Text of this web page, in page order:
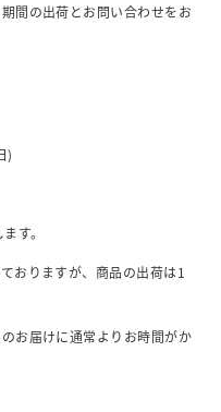
間の出荷とお問い合わせをお
)
す。
おりますが、商品の出荷は1
お届けに通常よりお時間がか